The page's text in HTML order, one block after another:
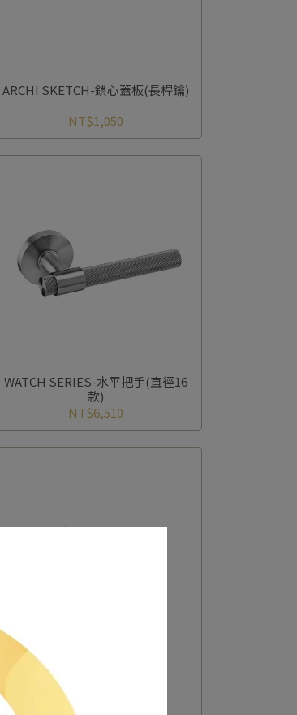
ARCHI SKETCH-鎖心蓋板(長桿鑰)
NT$1,050
WATCH SERIES-水平把手(直徑16
款)
NT$6,510
ART DECO 水平把手
NT$12,600